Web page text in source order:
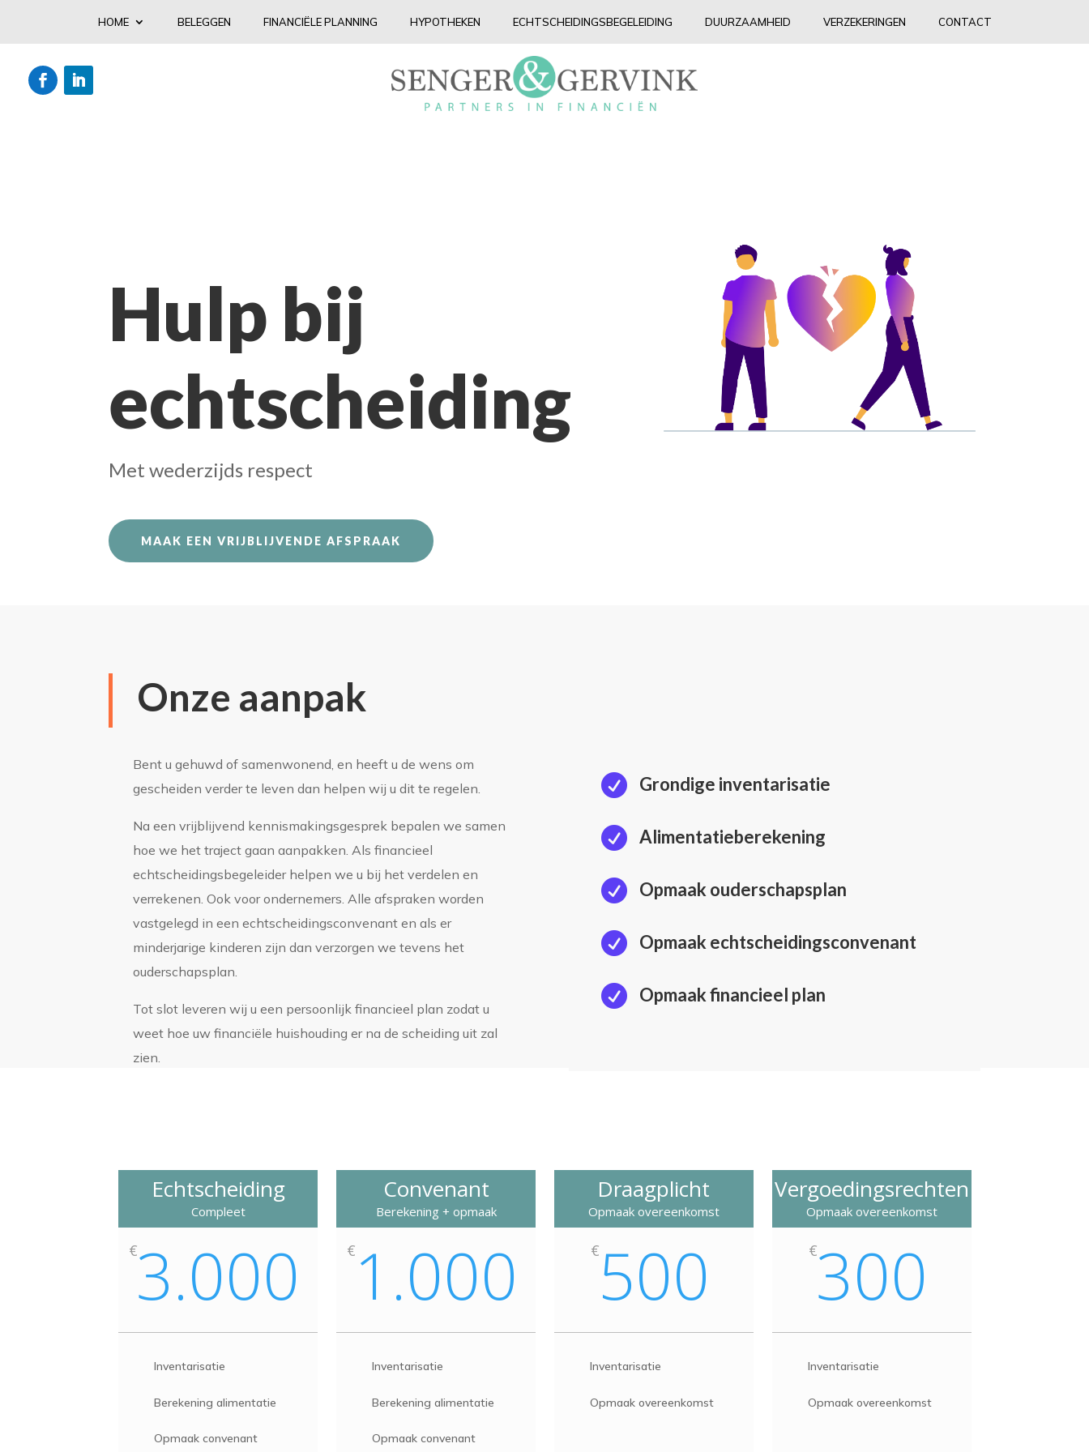
HOME BELEGGEN FINANCIËLE PLANNING HYPOTHEKEN ECHTSCHEIDINGSBEGELEIDING DUURZAAMHEID VERZEKERINGEN CONTACT
Hulp bij
echtscheiding
Met wederzijds respect
MAAK EEN VRIJBLIJVENDE AFSPRAAK
Onze aanpak
Bent u gehuwd of samenwonend, en heeft u de wens om
gescheiden verder te leven dan helpen wij u dit te regelen.
Na een vrijblijvend kennismakingsgesprek bepalen we samen
hoe we het traject gaan aanpakken. Als financieel
echtscheidingsbegeleider helpen we u bij het verdelen en
verrekenen. Ook voor ondernemers. Alle afspraken worden
vastgelegd in een echtscheidingsconvenant en als er
minderjarige kinderen zijn dan verzorgen we tevens het
ouderschapsplan.
Tot slot leveren wij u een persoonlijk financieel plan zodat u
weet hoe uw financiële huishouding er na de scheiding uit zal
zien.
 Grondige inventarisatie
 Alimentatieberekening
 Opmaak ouderschapsplan
 Opmaak echtscheidingsconvenant
 Opmaak financieel plan
Echtscheiding
Compleet
€3.000
Inventarisatie
Berekening alimentatie
Opmaak convenant
Convenant
Berekening + opmaak
€1.000
Inventarisatie
Berekening alimentatie
Opmaak convenant
Draagplicht
Opmaak overeenkomst
€500
Inventarisatie
Opmaak overeenkomst
Vergoedingsrechten
Opmaak overeenkomst
€300
Inventarisatie
Opmaak overeenkomst